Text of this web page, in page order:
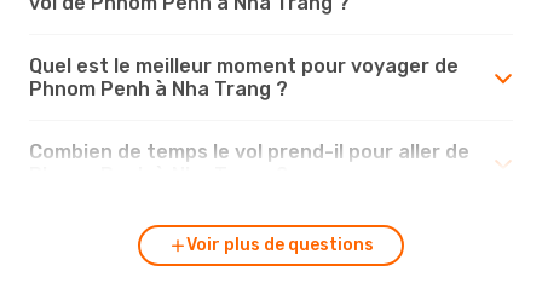
Quel est le meilleur moment pour voyager de
Phnom Penh à Nha Trang ?
Combien de temps le vol prend-il pour aller de
Voir plus de questions